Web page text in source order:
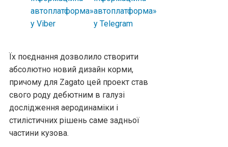
Їх поєднання дозволило створити
абсолютно новий дизайн корми,
причому для Zagato цей проект став
свого роду дебютним в галузі
дослідження аеродинаміки і
стилістичних рішень саме задньої
частини кузова.